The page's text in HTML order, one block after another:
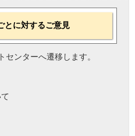
とに対するご意見
センターへ遷移します。